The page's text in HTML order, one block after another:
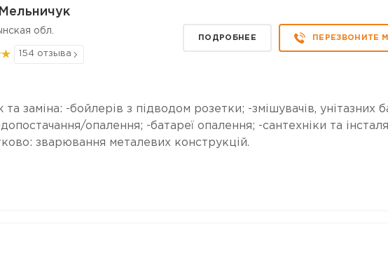
Мельничук
обл.
154 отзыва
ПОДРОБНЕЕ ПЕРЕЗВОНИТЕ
заміна: -бойлерів з підводом розетки; -змішувачів, унітазних
опалення; -батареї опалення; -сантехніки та
зварювання металевих конструкцій.